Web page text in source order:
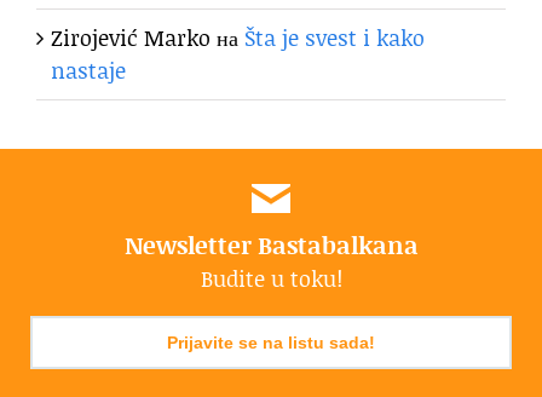
Zirojević Marko на Šta je svest i kako
nastaje
Newsletter Bastabalkana
Budite u toku!
Prijavite se na listu sada!